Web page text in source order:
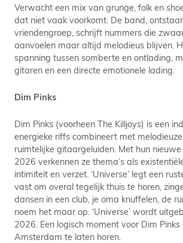
Verwacht een mix van grunge, folk en
dat niet vaak voorkomt. De band,
vriendengroep, schrijft nummers die
aanvoelen maar altijd melodieus blijven.
spanning tussen somberte en ontlading,
gitaren en een directe emotionele lading.
Dim Pinks
Dim Pinks (voorheen The Killjoys) is een
energieke riffs combineert met
ruimtelijke gitaargeluiden. Met hun nieuwe
2026 verkennen ze thema’s als
intimiteit en verzet. ‘Universe’ legt een
vast om overal tegelijk thuis te horen,
dansen in een club, je oma knuffelen, de
noem het maar op. ‘Universe’ wordt
2026. Een logisch moment voor Dim Pinks
Amsterdam te laten horen.